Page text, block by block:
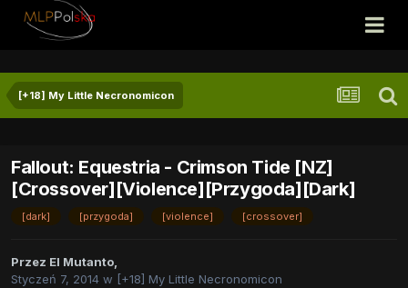
[+18] My Little Necronomicon
Fallout: Equestria - Crimson Tide [NZ]
[Crossover][Violence][Przygoda][Dark]
[dark] [przygoda] [violence] [crossover]
Przez El Mutanto,
Styczeń 7, 2014 w [+18] My Little Necronomicon